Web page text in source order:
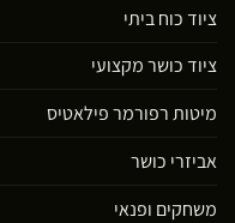
ציוד כוח ביתי
ציוד כושר מקצועי
מיטות רפורמר פילאטיס
אביזרי כושר
משחקים ופנאי